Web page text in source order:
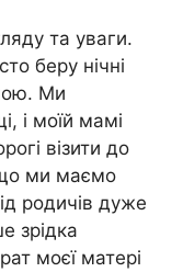
та уваги.
беру нічні
Ми
і моїй мамі
візити до
ми маємо
родичів дуже
зрідка
моєї матері